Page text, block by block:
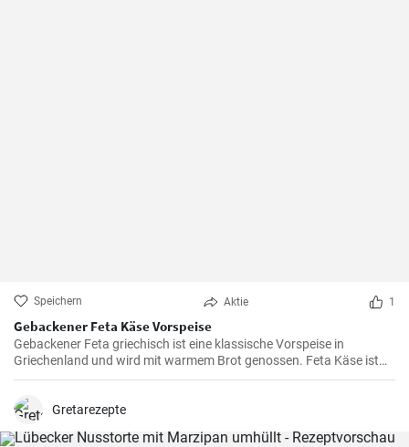
Speichern Aktie 1
Gebackener Feta Käse Vorspeise
Gebackener Feta griechisch ist eine klassische Vorspeise in
Griechenland und wird mit warmem Brot genossen. Feta Käse ist
aus Schafsmilch und schmeckt pikant aber nicht zu salzig .
aus.
Gretarezepte